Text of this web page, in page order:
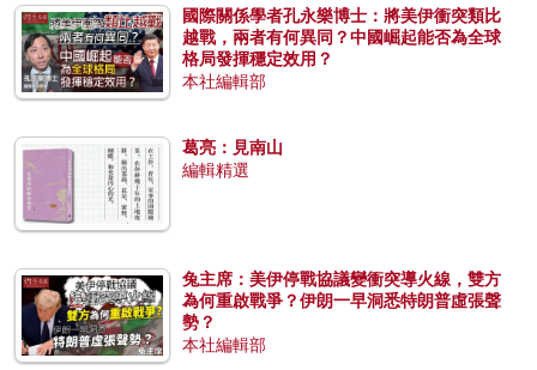
國際關係學者孔永樂博士：將美伊衝突類比
越戰，兩者有何異同？中國崛起能否為全球
格局發揮穩定效用？
本社編輯部
葛亮：見南山
編輯精選
兔主席：美伊停戰協議變衝突導火線，雙方
為何重啟戰爭？伊朗一早洞悉特朗普虛張聲
勢？
本社編輯部